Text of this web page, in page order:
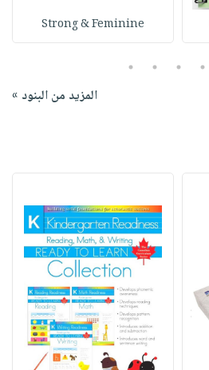
Strong & Feminine
2
3
4
5
المزيد من البنود »